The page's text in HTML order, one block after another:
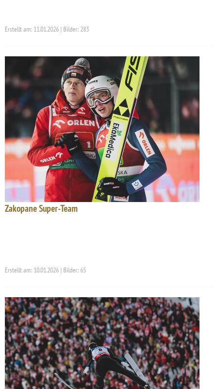
Erstellt am: 11.01.2026 | Bilder: 283
Zakopane Super-Team
Erstellt am: 10.01.2026 | Bilder: 65